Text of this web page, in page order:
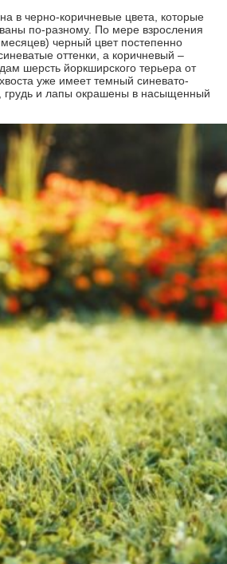
в черно-коричневые цвета, которые
по-разному. По мере взросления
черный цвет постепенно
оттенки, а коричневый –
шерсть йоркширского терьера от
уже имеет темный синевато-
грудь и лапы окрашены в насыщенный